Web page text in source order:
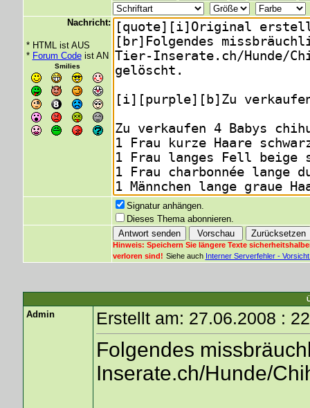
Nachricht:
* HTML ist AUS
* Forum Codeist AN
Smilies
Signatur anhängen.
Dieses Thema abonnieren.
Hinweis: Speichern Sie längere Texte
verloren sind! Siehe auch Interner Serverfehler -
Admin Erstellt am: 27.06.2008 :
Folgendes
Inserate.ch/Hunde/